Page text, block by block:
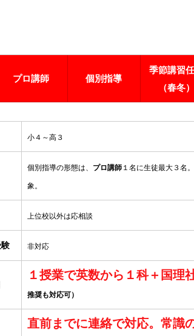
プロ講師 個別指導
季節講習
（春冬）
小４～高３
個別指導の形態は、 プロ講師 １名に生徒最大３名
象。
上位校以外は応相談
非対応
１授業で英数から１科＋国理
推奨も対応可）
直前までに連絡で対応。常識